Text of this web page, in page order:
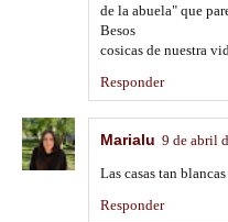
de la abuela" que
Besos
cosicas de nuestra
Responder
Marialu 9 de abril
Las casas tan
Responder